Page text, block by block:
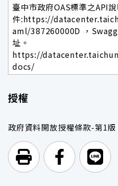
臺中市政府OAS標準之API
件:https://
aml/387260000D ，
址。
https://
docs/
授權
政府資料開放授權條款-第1版
列印頁面
前往 前